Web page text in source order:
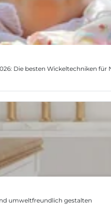
Die besten Wickeltechniken für
umweltfreundlich gestalten